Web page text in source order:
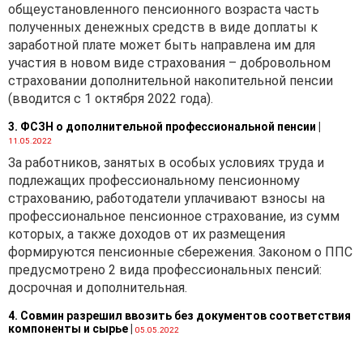
общеустановленного пенсионного возраста часть
полученных денежных средств в виде доплаты к
заработной плате может быть направлена им для
участия в новом виде страхования – добровольном
страховании дополнительной накопительной пенсии
(вводится с 1 октября 2022 года).
3. ФСЗН о дополнительной профессиональной пенсии
11.05.2022
За работников, занятых в особых условиях труда и
подлежащих профессиональному пенсионному
страхованию, работодатели уплачивают взносы на
профессиональное пенсионное страхование, из сумм
которых, а также доходов от их размещения
формируются пенсионные сбережения. Законом о ППС
предусмотрено 2 вида профессиональных пенсий:
досрочная и дополнительная.
4. Совмин разрешил ввозить без документов соответствия
компоненты и сырье
05.05.2022